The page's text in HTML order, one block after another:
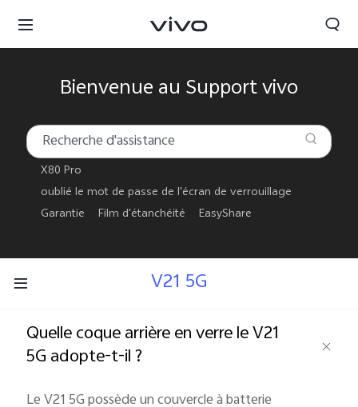
Bienvenue au Support vivo
X80 Pro
oublié le mot de passe de l'écran de verrouillage
Garantie
Film d'étanchéité EasyShare
V21 5G
Quelle coque arrière en verre le V21
5G adopte-t-il ?
Le V21 5G possède un couvercle à batterie